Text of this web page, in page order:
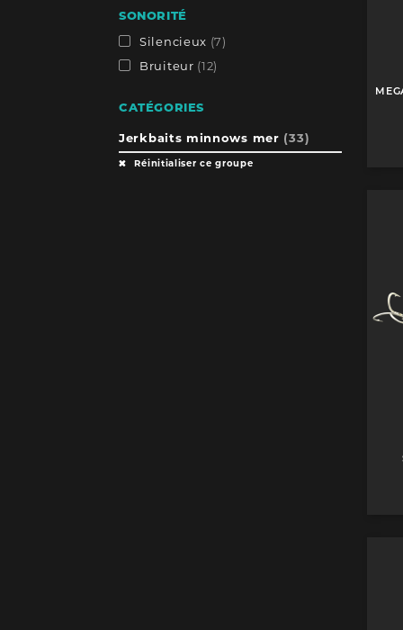
SONORITÉ
Silencieux (7)
Bruiteur (12)
CATÉGORIES
Jerkbaits minnows mer (33)
Réinitialiser ce groupe